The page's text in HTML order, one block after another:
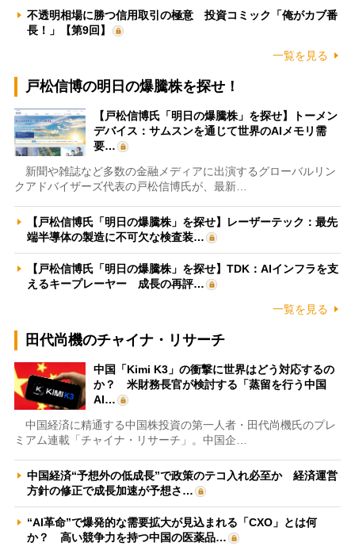
不透明相場に勝つ信用取引の極意 投資コミック「俺がカブ番
長！」【第9回】
一覧を見る
戸松信博の明日の爆騰株を探せ！
【戸松信博氏「明日の爆騰株」を探せ】トーメン
デバイス：サムスンを通じて世界のAIメモリ需
要…
新聞や雑誌など多数の金融メディアに出演するグローバルリン
クアドバイザーズ代表の戸松信博氏が、最新…
【戸松信博氏「明日の爆騰株」を探せ】レーザーテック：最先
端半導体の製造に不可欠な検査装…
【戸松信博氏「明日の爆騰株」を探せ】TDK：AIインフラを支
えるキープレーヤー 成長の再評…
一覧を見る
田代尚機のチャイナ・リサーチ
中国「Kimi K3」の衝撃に世界はどう対応するの
か？ 米財務長官が検討する「蒸留を行う中国
AI…
中国経済に精通する中国株投資の第一人者・田代尚機氏のプレ
ミアム連載「チャイナ・リサーチ」。中国企…
中国経済“予想外の低成長”で政策のテコ入れ必至か 経済運営
方針の修正で成長加速が予想さ…
“AI革命”で爆発的な需要拡大が見込まれる「CXO」とは何
か？ 高い競争力を持つ中国の医薬品…